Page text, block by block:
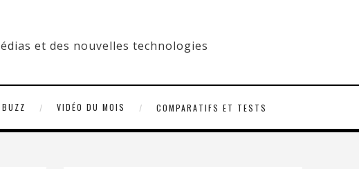
BUZZ VIDÉO DU MOIS COMPARATIFS ET TESTS